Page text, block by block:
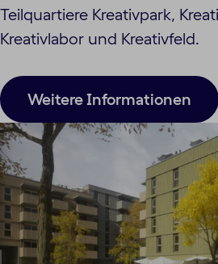
Teilquartiere Kreativpark,
Kreativlabor und Kreativfeld.
Weitere Informationen